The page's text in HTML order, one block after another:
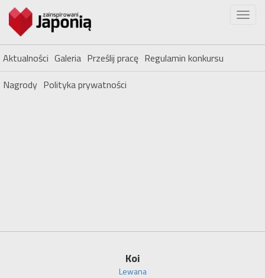
Aktualności Galeria Prześlij pracę Regulamin konkursu
Nagrody Polityka prywatności
Koi
Lewana